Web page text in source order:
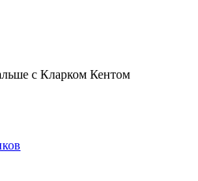
с Кларком Кентом